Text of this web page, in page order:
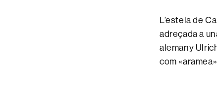
L’estela de
adreçada a
alemany
com